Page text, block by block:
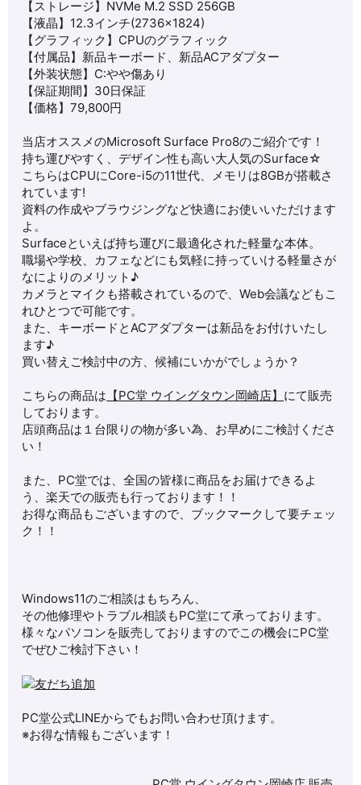
【ストレージ】NVMe M.2 SSD 256GB
【液晶】 12.3インチ(2736×1824)
【グラフィック】CPUのグラフィック
【付属品】新品キーボード、新品ACアダプター
【外装状態】C:やや傷あり
【保証期間】30日保証
【価格】79,800円
当店オススメのMicrosoft Surface Pro8のご紹介です！
持ち運びやすく、デザイン性も高い大人気のSurface☆
こちらはCPUにCore-i5の11世代、メモリは8GBが搭載さ
れています!
資料の作成やブラウジングなど快適にお使いいただけます
よ。
Surfaceといえば持ち運びに最適化された軽量な本体。
職場や学校、カフェなどにも気軽に持っていける軽量さが
なによりのメリット♪
カメラとマイクも搭載されているので、Web会議などもこ
れひとつで可能です。
また、キーボードとACアダプターは新品をお付けいたし
ます♪
買い替えご検討中の方、候補にいかがでしょうか？
こちらの商品は 【PC堂 ウイングタウン岡崎店】 にて販売
しております。
店頭商品は１台限りの物が多い為、お早めにご検討くださ
い！
また、PC堂では、全国の皆様に商品をお届けできるよ
う、楽天での販売も行っております！！
お得な商品もございますので、ブックマークして要チェッ
ク！！
Windows11のご相談はもちろん、
その他修理やトラブル相談もPC堂にて承っております。
様々なパソコンを販売しておりますのでこの機会にPC堂
でぜひご検討下さい！
PC堂公式LINEからでもお問い合わせ頂けます。
※お得な情報もございます！